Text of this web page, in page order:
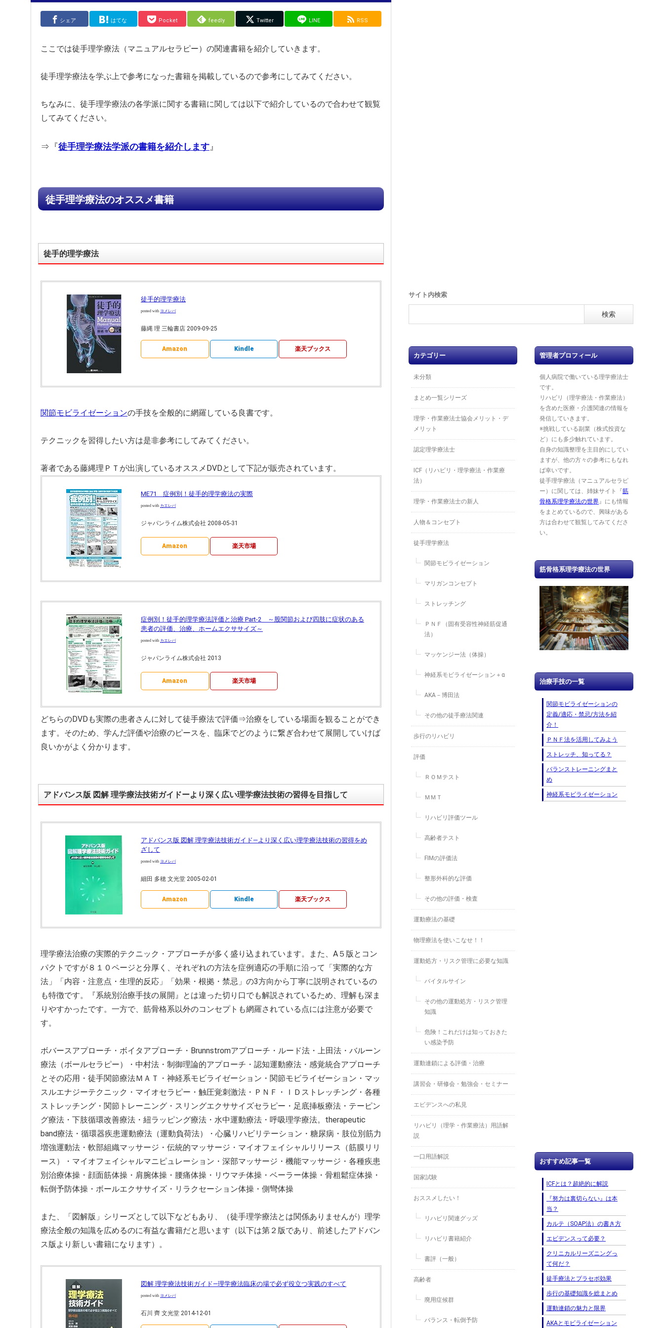
シェア はてな Pocket feedly Twitter LINE RSS
ここでは徒手理学療法（マニュアルセラピー）の関連書籍を紹介していきます。
徒手理学療法を学ぶ上で参考になった書籍を掲載しているので参考にしてみてください。
ちなみに、徒手理学療法の各学派に関する書籍に関しては以下で紹介しているので合わせて観覧
してみてください。
⇒『徒手理学療法学派の書籍を紹介します 』
徒手理学療法のオススメ書籍
徒手的理学療法
徒手的理学療法
posted with ヨメレバ
藤縄 理 三輪書店 2009-09-25
Amazon Kindle 楽天ブックス
関節モビライゼーションの手技を全般的に網羅している良書です。
テクニックを習得したい方は是非参考にしてみてください。
著者である藤縄理ＰＴが出演しているオススメDVDとして下記が販売されています。
ME71 症例別！徒手的理学療法の実際
posted with カエレバ
ジャパンライム株式会社 2008-05-31
Amazon 楽天市場
症例別！徒手的理学療法評価と治療 Part-2 ～股関節および四肢に症状のある
患者の評価、治療、ホームエクササイズ～
posted with カエレバ
ジャパンライム株式会社 2013
Amazon 楽天市場
どちらのDVDも実際の患者さんに対して徒手療法で評価⇒治療をしている場面を観ることができ
ます。そのため、学んだ評価や治療のピースを、臨床でどのように繋ぎ合わせて展開していけば
良いかがよく分かります。
アドバンス版 図解 理学療法技術ガイドーより深く広い理学療法技術の習得を目指して
アドバンス版 図解 理学療法技術ガイド―より深く広い理学療法技術の習得をめ
ざして
posted with ヨメレバ
細田 多穂 文光堂 2005-02-01
Amazon Kindle 楽天ブックス
理学療法治療の実際的テクニック・アプローチが多く盛り込まれています。また、A５版とコン
パクトですが８１０ページと分厚く、それぞれの方法を症例適応の手順に沿って「実際的な方
法」「内容・注意点・生理的反応」「効果・根拠・禁忌」の3方向から丁寧に説明されているの
も特徴です。『系統別治療手技の展開』とは違った切り口でも解説されているため、理解も深ま
りやすかったです。一方で、筋骨格系以外のコンセプトも網羅されている点には注意が必要で
す。
ボバースアプローチ・ボイタアプローチ・Brunnstromアプローチ・ルード法・上田法・バルーン
療法（ボールセラピー）・中村法・制御理論的アプローチ・認知運動療法・感覚統合アプローチ
とその応用・徒手関節療法ＭＡＴ・神経系モビライゼーション・関節モビライゼーション・マッ
スルエナジーテクニック・マイオセラピー・触圧覚刺激法・ＰＮＦ・ＩＤストレッチング・各種
ストレッチング・関節トレーニング・スリングエクササイズセラピー・足底挿板療法・テーピン
グ療法・下肢循環改善療法・紐ラッピング療法・水中運動療法・呼吸理学療法。therapeutic
band療法・循環器疾患運動療法（運動負荷法）・心臓リハビリテーション・糖尿病・肢位別筋力
増強運動法・軟部組織マッサージ・伝統的マッサージ・マイオフェイシャルリリース（筋膜リリ
ース）・マイオフェイシャルマニピュレーション・深部マッサージ・機能マッサージ・各種疾患
別治療体操・顔面筋体操・肩腕体操・腰痛体操・リウマチ体操・ベーラー体操・骨粗鬆症体操・
転倒予防体操・ボールエクササイズ・リラクセーション体操・側彎体操
また、「図解版」シリーズとして以下などもあり、（徒手理学療法とは関係ありませんが）理学
療法全般の知識を広めるのに有益な書籍だと思います（以下は第２版であり、前述したアドバン
ス版より新しい書籍になります）。
図解 理学療法技術ガイド―理学療法臨床の場で必ず役立つ実践のすべて
posted with ヨメレバ
石川 齊 文光堂 2014-12-01
サイト内検索
カテゴリー
未分類
まとめ一覧シリーズ
理学・作業療法士協会メリット・デ
メリット
認定理学療法士
ICF（リハビリ・理学療法・作業療
法）
理学・作業療法士の新人
人物＆コンセプト
徒手理学療法
関節モビライゼーション
マリガンコンセプト
ストレッチング
ＰＮＦ（固有受容性神経筋促通
法）
マッケンジー法（体操）
神経系モビライゼーション＋α
AKA－博田法
その他の徒手療法関連
歩行のリハビリ
評価
ＲＯＭテスト
ＭＭＴ
リハビリ評価ツール
高齢者テスト
FIMの評価法
整形外科的な評価
その他の評価・検査
運動療法の基礎
物理療法を使いこなせ！！
運動処方・リスク管理に必要な知識
バイタルサイン
その他の運動処方・リスク管理
知識
危険！これだけは知っておきた
い感染予防
運動連鎖による評価・治療
講習会・研修会・勉強会・セミナー
エビデンスへの私見
リハビリ（理学・作業療法）用語解
説
一口用語解説
国家試験
おススメしたい！
リハビリ関連グッズ
リハビリ書籍紹介
書評（一般）
高齢者
廃用症候群
バランス・転倒予防
管理者プロフィール
個人病院で働いている理学療法士
です。
リハビリ（理学療法・作業療法）
を含めた医療・介護関連の情報を
発信していきます。
※挑戦している副業（株式投資な
ど）にも多少触れています。
自身の知識整理を主目的にしてい
ますが、他の方々の参考にもなれ
ば幸いです。
徒手理学療法（マニュアルセラピ
ー）に関しては、姉妹サイト『筋
骨格系理学療法の世界』にも情報
をまとめているので、興味がある
方は合わせて観覧してみてくださ
い。
筋骨格系理学療法の世界
治療手技の一覧
関節モビライゼーションの
定義/適応・禁忌/方法を紹
介！
ＰＮＦ法を活用してみよう
ストレッチ、知ってる？
バランストレーニングまと
め
神経系モビライゼーション
おすすめ記事一覧
ICFとは？超絶的に解説
『努力は裏切らない』は本
当？
カルテ（SOAP法）の書き方
エビデンスって必要？
クリニカルリーズニングっ
て何だ？
徒手療法とプラセボ効果
歩行の基礎知識を総まとめ
運動連鎖の魅力と限界
AKAとモビライゼーション